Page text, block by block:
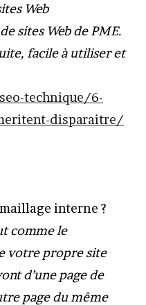
Web
sites Web de PME.
facile à utiliser et
technique/6-
disparaitre/
interne ?
comme le
votre propre site
d’une page de
page du même